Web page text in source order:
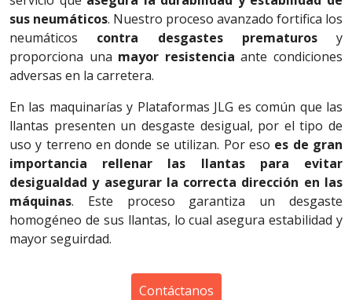
sus neumáticos. Nuestro proceso avanzado fortifica los
neumáticos contra desgastes prematurosy
proporciona una mayor resistencia ante condiciones
adversas en la carretera.
En las maquinarías y Plataformas JLG es común que las
llantas presenten un desgaste desigual, por el tipo de
uso y terreno en donde se utilizan. Por eso es de gran
importancia rellenar las llantas para evitar
desigualdad y asegurar la correcta dirección en las
máquinas. Este proceso garantiza un desgaste
homogéneo de sus llantas, lo cual asegura estabilidad y
mayor seguirdad.
Contáctanos